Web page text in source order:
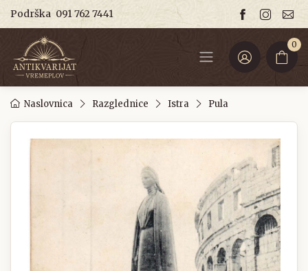
Podrška 091 762 7441
0
Naslovnica Razglednice Istra Pula